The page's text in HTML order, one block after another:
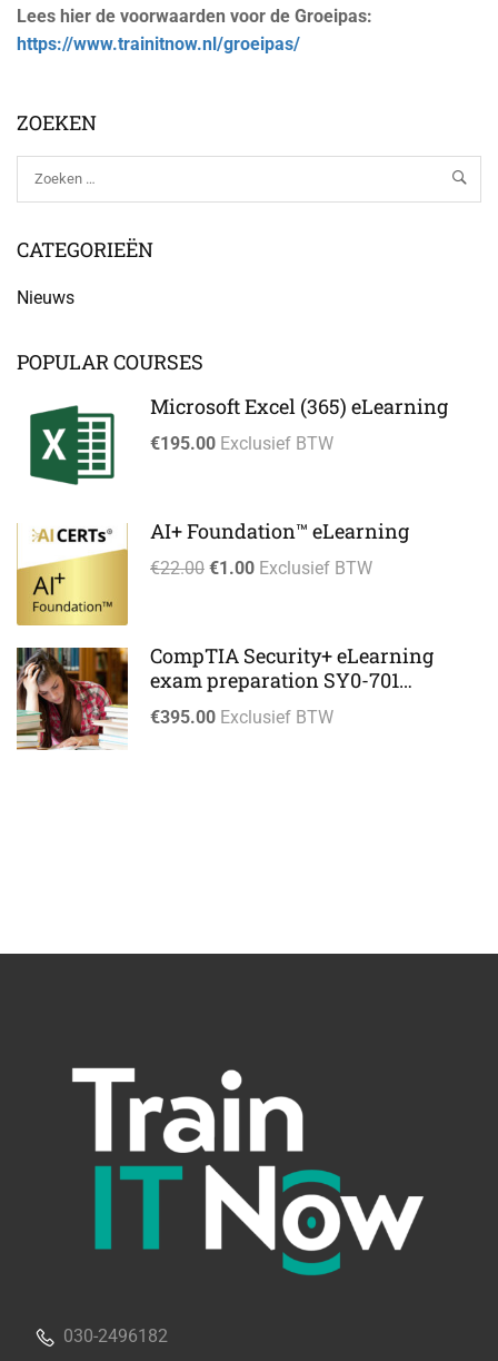
Lees hier de voorwaarden voor de Groeipas:
https://www.trainitnow.nl/groeipas/
ZOEKEN
CATEGORIEËN
Nieuws
POPULAR COURSES
Microsoft Excel (365) eLearning
€195.00 Exclusief BTW
AI+ Foundation™ eLearning
€22.00 €1.00 Exclusief BTW
CompTIA Security+ eLearning
exam preparation SY0-701
eLearning
€395.00 Exclusief BTW
030-2496182